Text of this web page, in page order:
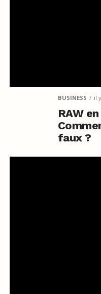
BUSINESS il
RAW
faux ?